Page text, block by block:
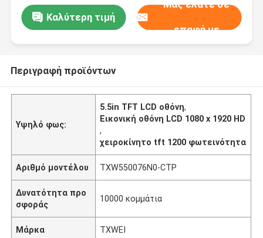
Καλύτερη τιμή
Μας ελάτε σε
επαφή με
Περιγραφή προϊόντων
Υψηλό φως:
5.5in TFT LCD οθόνη,
Εικονική οθόνη LCD 1080 x 1920 HD
,
χειροκίνητο tft 1200 φωτεινότητα
Αριθμό μοντέλου TXW550076N0-CTP
Δυνατότητα προ
σφοράς
10000 κομμάτια
Μάρκα TXWEI